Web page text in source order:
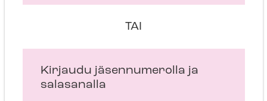
TAI
Kirjaudu jäsennumerolla ja
salasanalla